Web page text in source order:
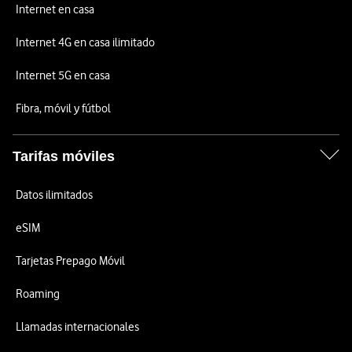
Internet en casa
Internet 4G en casa ilimitado
Internet 5G en casa
Fibra, móvil y fútbol
Tarifas móviles
Datos ilimitados
eSIM
Tarjetas Prepago Móvil
Roaming
Llamadas internacionales